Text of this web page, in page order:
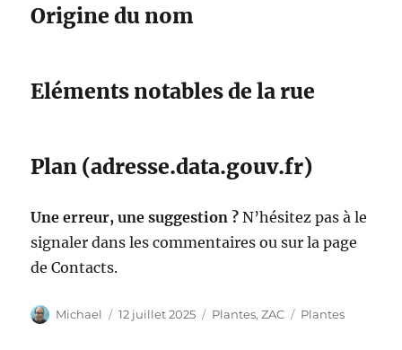
Origine du nom
Eléments notables de la rue
Plan (adresse.data.gouv.fr)
Une erreur, une suggestion ? N’hésitez pas à le
signaler dans les commentaires ou sur la page
de Contacts.
Auteur
Michael
Publié
12 juillet 2025 Catégories
Plantes,ZAC Étiquettes
Plantes